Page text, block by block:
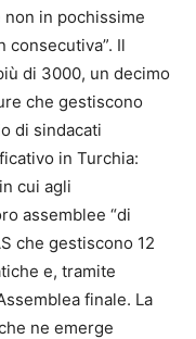
in pochissime
consecutiva”. Il
di 3000, un decimo
che gestiscono
di sindacati
in Turchia:
cui agli
assemblee “di
che gestiscono 12
e, tramite
finale. La
ne emerge